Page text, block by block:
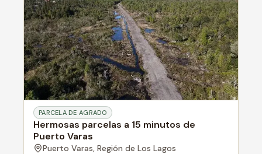
PARCELA DE AGRADO
Hermosas parcelas a 15 minutos de
Puerto Varas
Puerto Varas, Región de Los Lagos